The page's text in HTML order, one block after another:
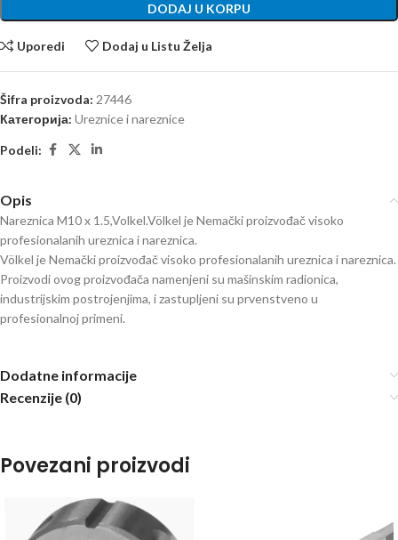
DODAJ U KORPU
Uporedi Dodaj u Listu Želja
Šifra proizvoda: 27446
Категорија: Ureznice i nareznice
Podeli:
Opis
Nareznica M10 x 1.5,Volkel.Völkel je Nemački proizvođač visoko
profesionalanih ureznica i nareznica.
Völkel je Nemački proizvođač visoko profesionalanih ureznica i nareznica.
Proizvodi ovog proizvođača namenjeni su mašinskim radionica,
industrijskim postrojenjima, i zastupljeni su prvenstveno u
profesionalnoj primeni.
Dodatne informacije
Recenzije (0)
Povezani proizvodi